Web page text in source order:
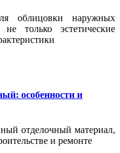
облицовки наружных
только эстетические
особенности и
отделочный материал,
и ремонте